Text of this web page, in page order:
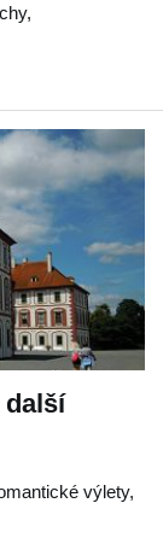
,
další
výlety,